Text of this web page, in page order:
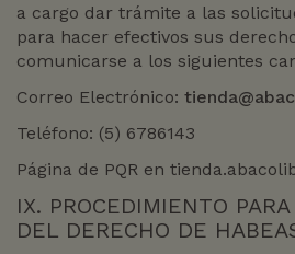
a cargo dar trámite a las
para hacer efectivos sus
comunicarse a los siguientes
Correo Electrónico:
Teléfono: (5) 6786143
Página de PQR en
IX. PROCEDIMIENTO
DEL DERECHO DE